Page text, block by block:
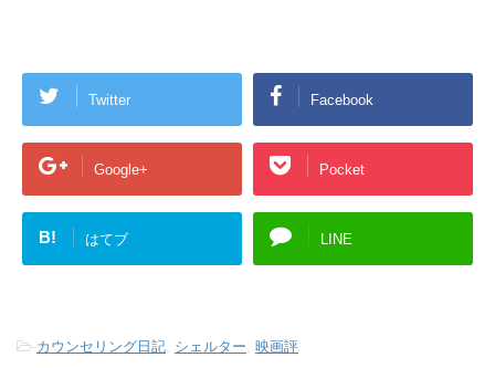
Twitter Facebook
Google+ Pocket
B! はてブ LINE
-カウンセリング日記, シェルター, 映画評